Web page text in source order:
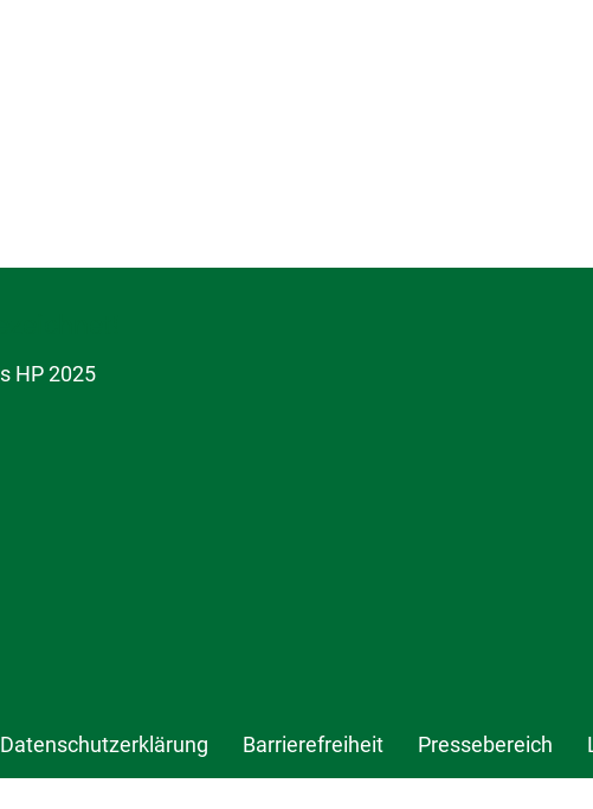
Datenschutzerklärung Barrierefreiheit Pressebereich